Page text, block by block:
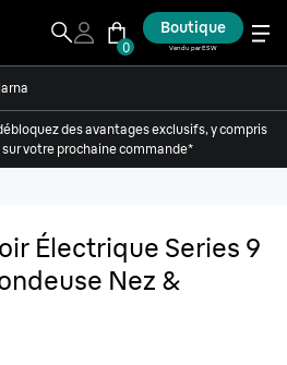
0
Boutique
Vendu par ESW
des avantages exclusifs, y compris
votre prochaine commande*
Électrique Series 9
Nez &